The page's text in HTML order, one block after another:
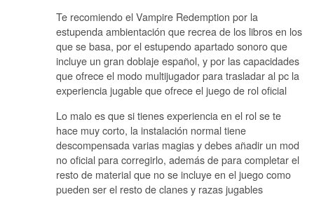
Te recomiendo el Vampire Redemption por la
estupenda ambientación que recrea de los libros en los
que se basa, por el estupendo apartado sonoro que
incluye un gran doblaje español, y por las capacidades
que ofrece el modo multijugador para trasladar al pc la
experiencia jugable que ofrece el juego de rol oficial
Lo malo es que si tienes experiencia en el rol se te
hace muy corto, la instalación normal tiene
descompensada varias magias y debes añadir un mod
no oficial para corregirlo, además de para completar el
resto de material que no se incluye en el juego como
pueden ser el resto de clanes y razas jugables